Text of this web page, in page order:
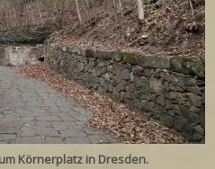
Körnerplatz in Dresden.